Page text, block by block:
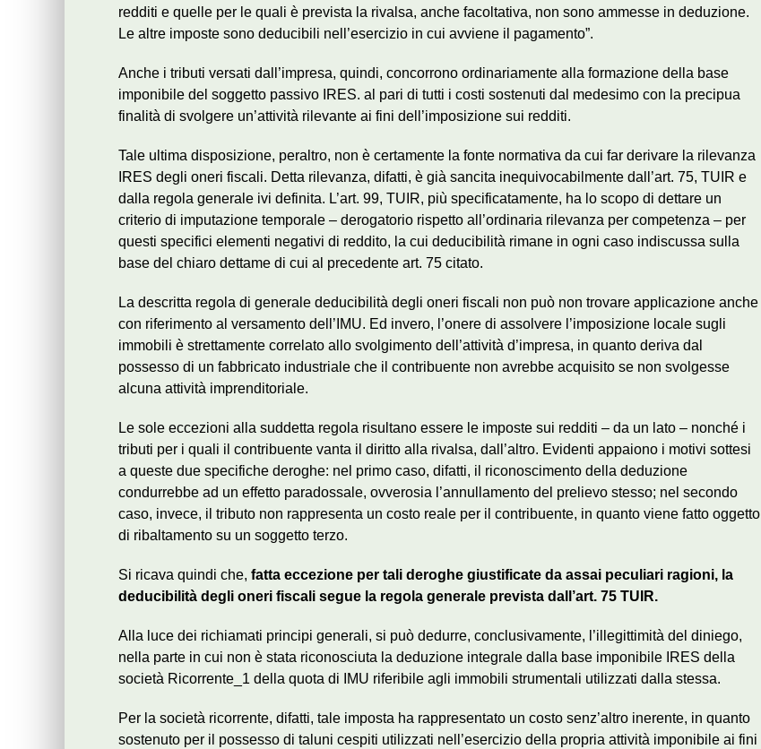
redditi e quelle per le quali è prevista la rivalsa, anche facoltativa, non sono ammesse in deduzione.
Le altre imposte sono deducibili nell’esercizio in cui avviene il pagamento”.
Anche i tributi versati dall’impresa, quindi, concorrono ordinariamente alla formazione della base
imponibile del soggetto passivo IRES. al pari di tutti i costi sostenuti dal medesimo con la precipua
finalità di svolgere un’attività rilevante ai fini dell’imposizione sui redditi.
Tale ultima disposizione, peraltro, non è certamente la fonte normativa da cui far derivare la rilevanza
IRES degli oneri fiscali. Detta rilevanza, difatti, è già sancita inequivocabilmente dall’art. 75, TUIR e
dalla regola generale ivi definita. L’art. 99, TUIR, più specificatamente, ha lo scopo di dettare un
criterio di imputazione temporale – derogatorio rispetto all’ordinaria rilevanza per competenza – per
questi specifici elementi negativi di reddito, la cui deducibilità rimane in ogni caso indiscussa sulla
base del chiaro dettame di cui al precedente art. 75 citato.
La descritta regola di generale deducibilità degli oneri fiscali non può non trovare applicazione anche
con riferimento al versamento dell’IMU. Ed invero, l’onere di assolvere l’imposizione locale sugli
immobili è strettamente correlato allo svolgimento dell’attività d’impresa, in quanto deriva dal
possesso di un fabbricato industriale che il contribuente non avrebbe acquisito se non svolgesse
alcuna attività imprenditoriale.
Le sole eccezioni alla suddetta regola risultano essere le imposte sui redditi – da un lato – nonché i
tributi per i quali il contribuente vanta il diritto alla rivalsa, dall’altro. Evidenti appaiono i motivi sottesi
a queste due specifiche deroghe: nel primo caso, difatti, il riconoscimento della deduzione
condurrebbe ad un effetto paradossale, ovverosia l’annullamento del prelievo stesso; nel secondo
caso, invece, il tributo non rappresenta un costo reale per il contribuente, in quanto viene fatto oggetto
di ribaltamento su un soggetto terzo.
Si ricava quindi che, fatta eccezione per tali deroghe giustificate da assai peculiari ragioni, la
deducibilità degli oneri fiscali segue la regola generale prevista dall’art. 75 TUIR.
Alla luce dei richiamati principi generali, si può dedurre, conclusivamente, l’illegittimità del diniego,
nella parte in cui non è stata riconosciuta la deduzione integrale dalla base imponibile IRES della
società Ricorrente_1 della quota di IMU riferibile agli immobili strumentali utilizzati dalla stessa.
Per la società ricorrente, difatti, tale imposta ha rappresentato un costo senz’altro inerente, in quanto
sostenuto per il possesso di taluni cespiti utilizzati nell’esercizio della propria attività imponibile ai fini